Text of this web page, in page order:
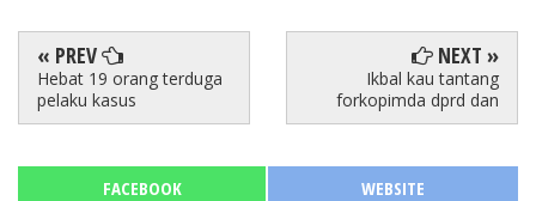
« PREV
Hebat 19 orang terduga
pelaku kasus
NEXT »
Ikbal kau tantang
forkopimda dprd dan
FACEBOOK WEBSITE